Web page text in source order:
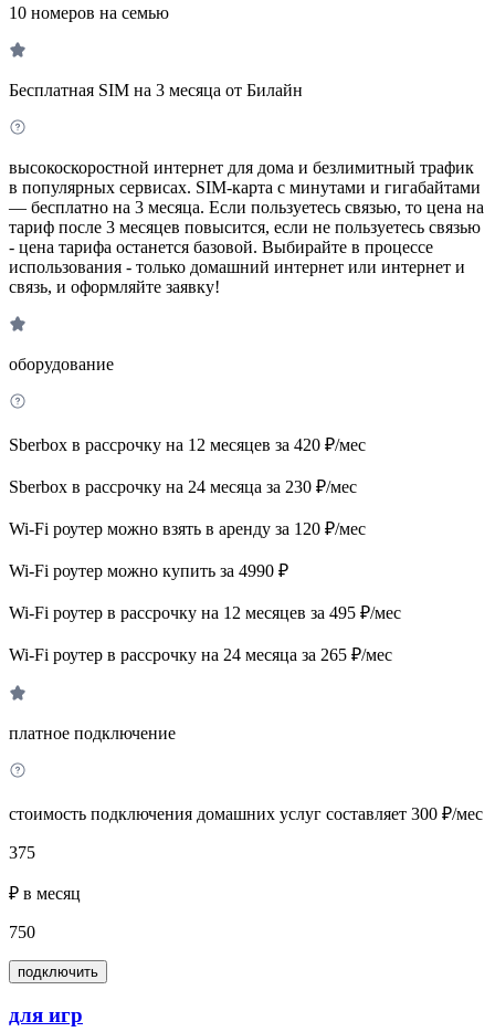
10 номеров на семью
Бесплатная SIM на 3 месяца от Билайн
высокоскоростной интернет для дома и безлимитный трафик
в популярных сервисах. SIM-карта с минутами и гигабайтами
— бесплатно на 3 месяца. Если пользуетесь связью, то цена на
тариф после 3 месяцев повысится, если не пользуетесь связью
- цена тарифа останется базовой. Выбирайте в процессе
использования - только домашний интернет или интернет и
связь, и оформляйте заявку!
оборудование
Sberbox в рассрочку на 12 месяцев за 420 ₽/мес
Sberbox в рассрочку на 24 месяца за 230 ₽/мес
Wi-Fi роутер можно взять в аренду за 120 ₽/мес
Wi-Fi роутер можно купить за 4990 ₽
Wi-Fi роутер в рассрочку на 12 месяцев за 495 ₽/мес
Wi-Fi роутер в рассрочку на 24 месяца за 265 ₽/мес
платное подключение
стоимость подключения домашних услуг составляет 300 ₽/мес
375
₽ в месяц
750
подключить
для игр